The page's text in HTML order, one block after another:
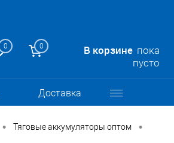
0 0 В корзине пока
пусто
Доставка
• Тяговые аккумуляторы оптом •